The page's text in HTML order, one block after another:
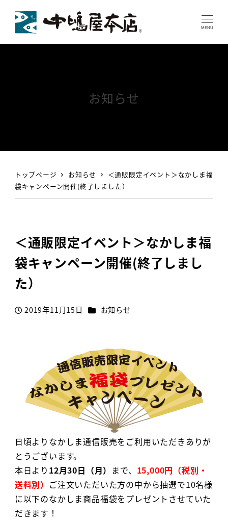
MENU
トップページ お知らせ
＜通販限定イベント＞なかしま福
袋キャンペーン開催(終了しました）
＜通販限定イベント＞なかしま福
袋キャンペーン開催(終了しまし
た）
投稿日
2019年11月15日 カテゴリー
お知らせ
日頃よりなかしま通信販売をご利用いただきありが
とうございます。
本日より 12月30日（月） まで、 15,000円（税別・
送料別） ご注文いただいた方の中から抽選で10名様
に以下のなかしま商品福袋をプレゼントさせていた
だきます！
お知らせ